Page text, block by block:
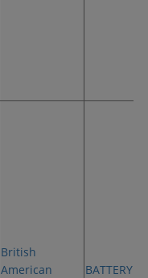
British
American
BATTERY